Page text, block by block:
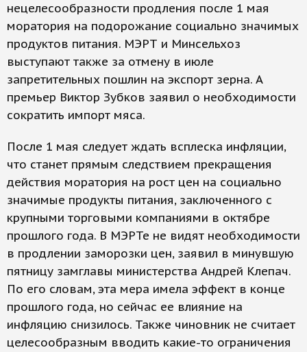
нецелесообразности продления после 1 мая
моратория на подорожание социально значимых
продуктов питания. МЭРТ и Минсельхоз
выступают также за отмену в июле
запретительных пошлин на экспорт зерна. А
премьер Виктор Зубков заявил о необходимости
сократить импорт мяса.
После 1 мая следует ждать всплеска инфляции,
что станет прямым следствием прекращения
действия моратория на рост цен на социально
значимые продукты питания, заключенного с
крупными торговыми компаниями в октябре
прошлого года. В МЭРТе не видят необходимости
в продлении заморозки цен, заявил в минувшую
пятницу замглавы министерства Андрей Клепач.
По его словам, эта мера имела эффект в конце
прошлого года, но сейчас ее влияние на
инфляцию снизилось. Также чиновник не считает
целесообразным вводить какие-то ограничения